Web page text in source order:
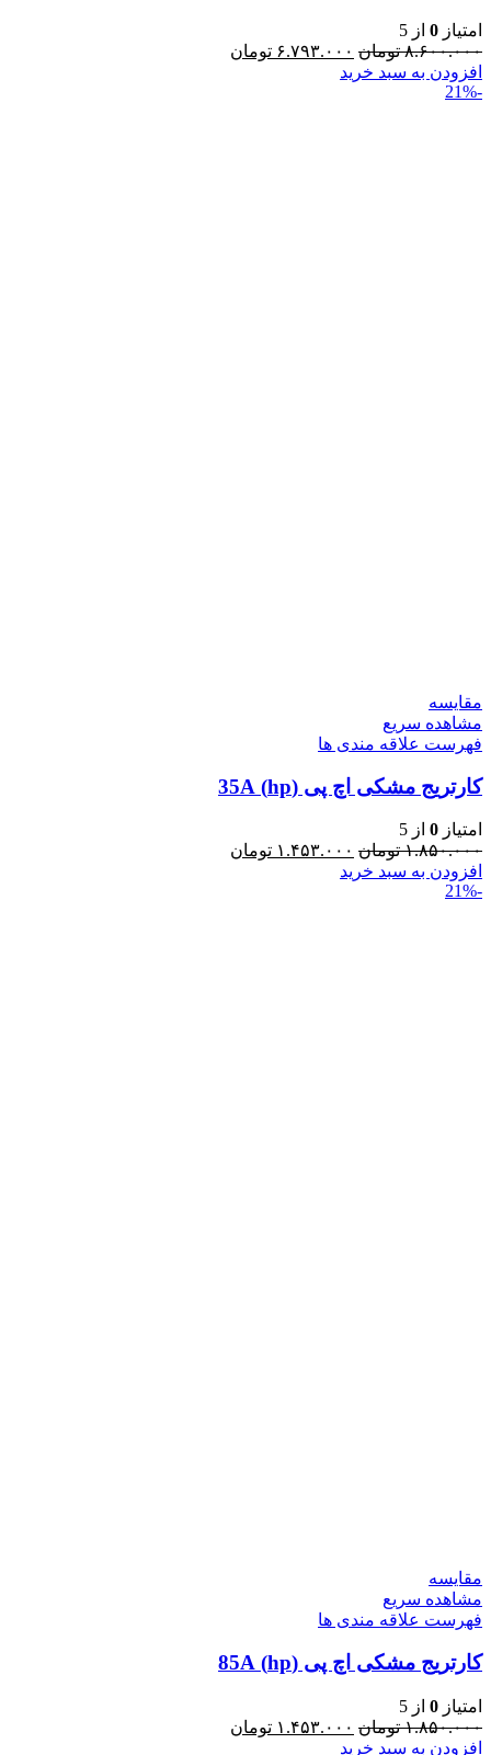
امتیاز 0 از 5
۸.۶۰۰.۰۰۰ تومان ۶.۷۹۳.۰۰۰ تومان
افزودن به سبد خرید
-21%
مقایسه
مشاهده سریع
فهرست علاقه مندی ها
کارتریج مشکی اچ پی (hp) 35A
امتیاز 0 از 5
۱.۸۵۰.۰۰۰ تومان ۱.۴۵۳.۰۰۰ تومان
افزودن به سبد خرید
-21%
مقایسه
مشاهده سریع
فهرست علاقه مندی ها
کارتریج مشکی اچ پی (hp) 85A
امتیاز 0 از 5
۱.۸۵۰.۰۰۰ تومان ۱.۴۵۳.۰۰۰ تومان
افزودن به سبد خرید